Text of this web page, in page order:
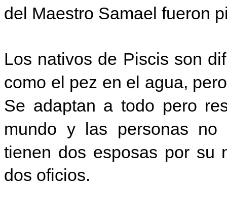
del Maestro Samael fueron
Los nativos de Piscis son
como el pez en el agua,
Se adaptan a todo pero
mundo y las personas
tienen dos esposas por su
dos oficios.